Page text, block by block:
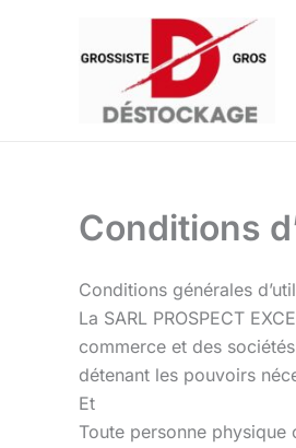
Conditions
Conditions générales
La SARL PROSPECT
commerce et des
détenant les pouvoirs
Et
Toute personne physique